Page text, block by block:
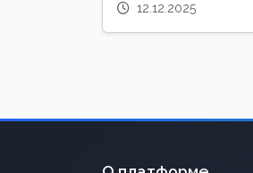
12.12.2025